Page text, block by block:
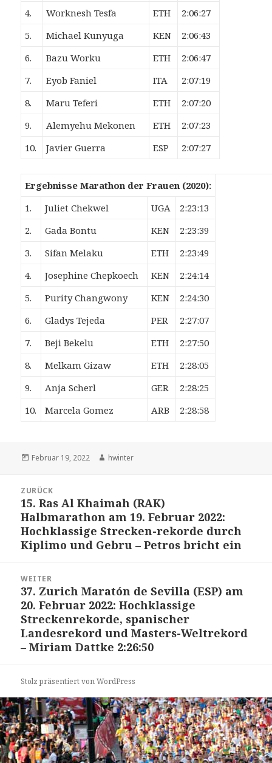
4.
Worknesh Tesfa ETH
2:06:27
5.
Michael Kunyuga KEN
2:06:43
6.
Bazu Worku ETH
2:06:47
7.
Eyob Faniel ITA
2:07:19
8.
Maru Teferi ETH
2:07:20
9.
Alemyehu Mekonen ETH
2:07:23
10.
Javier Guerra ESP 2:07:27
Ergebnisse Marathon der Frauen (2020):
1.
Juliet Chekwel UGA
2:23:13
2.
Gada Bontu KEN
2:23:39
3.
Sifan Melaku ETH
2:23:49
4.
Josephine Chepkoech KEN
2:24:14
5.
Purity Changwony KEN
2:24:30
6.
Gladys Tejeda PER
2:27:07
7.
Beji Bekelu ETH
2:27:50
8.
Melkam Gizaw ETH
2:28:05
9.
Anja Scherl GER
2:28:25
10.
Marcela Gomez ARB 2:28:58
Veröffentlicht
Februar 19, 2022 Autor
hwinter
Navigation
ZURÜCK
Vorheriger
Beitrag:
15. Ras Al Khaimah (RAK)
Halbmarathon am 19. Februar 2022:
Hochklassige Strecken-rekorde durch
Kiplimo und Gebru – Petros bricht ein
WEITER
Nächster
Beitrag:
37. Zurich Maratón de Sevilla (ESP) am
20. Februar 2022: Hochklassige
Streckenrekorde, spanischer
Landesrekord und Masters-Weltrekord
– Miriam Dattke 2:26:50
Stolz präsentiert von WordPress